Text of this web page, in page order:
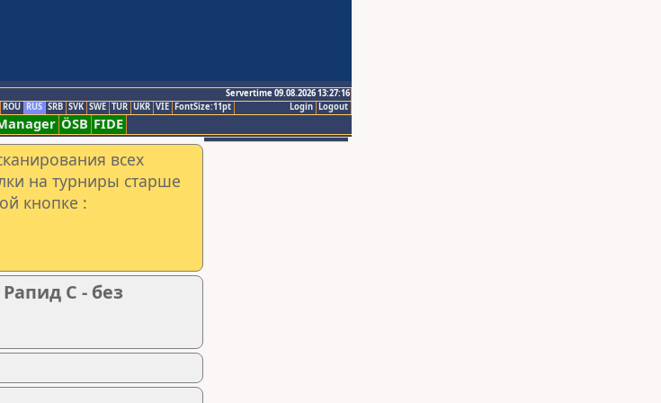
Servertime 09.08.2026 13:27:16
Logout
Login
ROU RUS SRB SVK SWE TUR UKR VIE FontSize:11pt
ÖSB FIDE
всех
на турниры старше
кнопке :
C - без